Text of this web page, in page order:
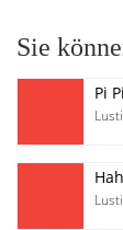
Sie
Pi